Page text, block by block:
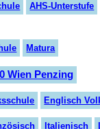
AHS-Unterstufe
Matura
Wien Penzing
Englisch
Italienisch